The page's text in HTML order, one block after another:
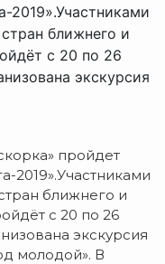
ближнего и
с 20 по 26
экскурсия
пройдет
2019».Участниками
ближнего и
с 20 по 26
экскурсия
молодой». В